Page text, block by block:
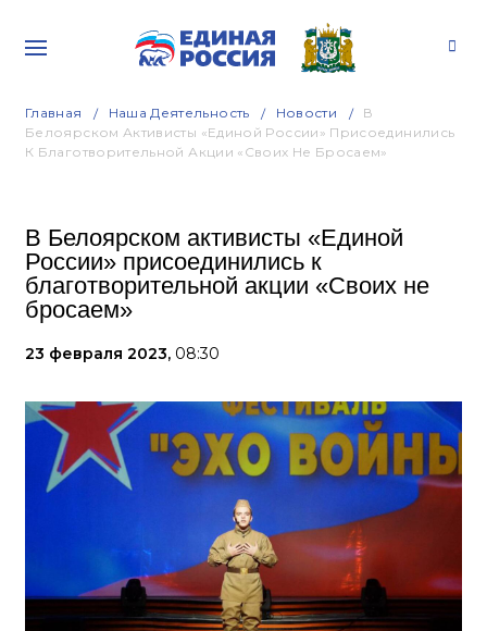
Главная Наша Деятельность Новости
В
Белоярском Активисты «Единой России» Присоединились
К Благотворительной Акции «Своих Не Бросаем»
В Белоярском активисты «Единой
России» присоединились к
благотворительной акции «Своих не
бросаем»
23 февраля 2023, 08:30